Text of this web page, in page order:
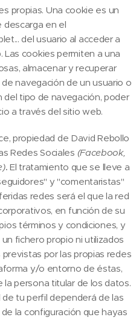
propias. Una cookie es un
descarga en el
del usuario al acceder a
Las cookies permiten a una
almacenar y recuperar
navegación de un usuario o
del tipo de navegación, poder
a través del sitio web.
propiedad de David Rebollo
Redes Sociales (Facebook,
. El tratamiento que se lleve a
y "comentaristas"
redes será el que la red
en función de su
términos y condiciones, y
fichero propio ni utilizados
por las propias redes
y/o entorno de éstas,
persona titular de los datos.
tu perfil dependerá de las
la configuración que hayas